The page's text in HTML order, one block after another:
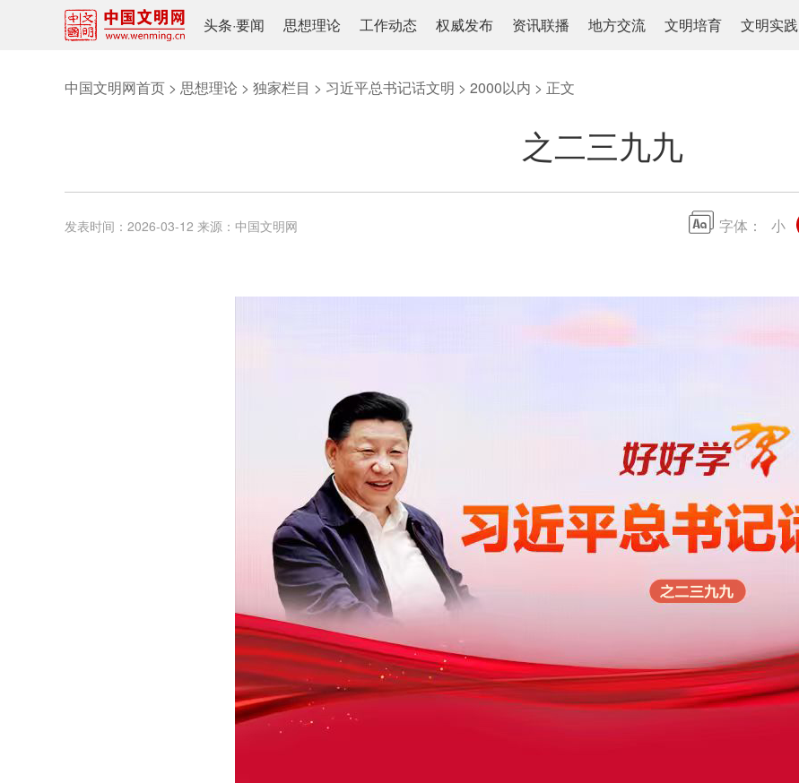
头条·要闻 思想理论 工作动态 权威发布 资讯联播 地方交流 文明培育 文明实践
中国文明网首页 > 思想理论 > 独家栏目 > 习近平总书记话文明 > 2000以内 > 正文
之二三九九
发表时间： 2026-03-12 来源： 中国文明网 字体： 小